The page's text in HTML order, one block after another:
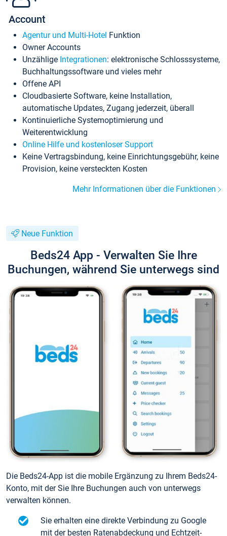
Account
Agentur und Multi-Hotel Funktion
Owner Accounts
Unzählige Integrationen: elektronische Schlosssysteme,
Buchhaltungssoftware und vieles mehr
Offene API
Cloudbasierte Software, keine Installation,
automatische Updates, Zugang jederzeit, überall
Kontinuierliche Systemoptimierung und
Weiterentwicklung
Online Hilfe und kostenloser Support
Keine Vertragsbindung, keine Einrichtungsgebühr, keine
Provision, keine versteckten Kosten
Mehr Informationen über die Funktionen
Neue Funktion
Beds24 App - Verwalten Sie Ihre
Buchungen, während Sie unterwegs sind
Die Beds24-App ist die mobile Ergänzung zu Ihrem Beds24-
Konto, mit der Sie Ihre Buchungen auch von unterwegs
verwalten können.
Sie erhalten eine direkte Verbindung zu Google
mit der besten Ratenabdeckung und Echtzeit-